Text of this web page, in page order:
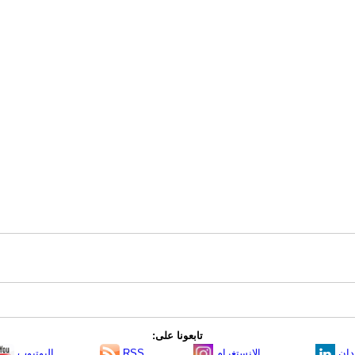
تابعونا على: